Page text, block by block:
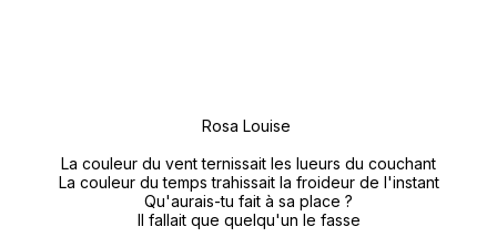
Rosa Louise
La couleur du vent ternissait les lueurs du couchant
La couleur du temps trahissait la froideur de l'instant
Qu'aurais-tu fait à sa place ?
Il fallait que quelqu'un le fasse